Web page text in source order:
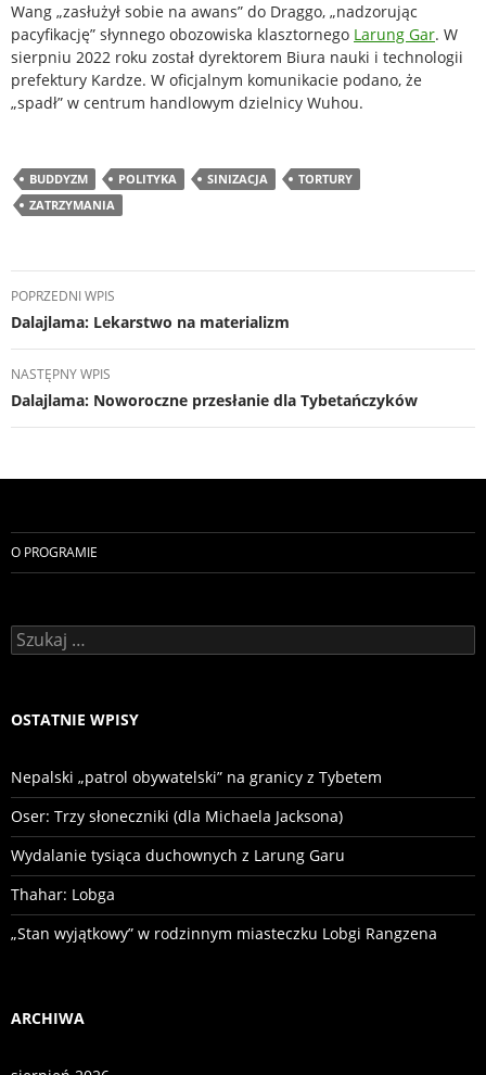
Wang „zasłużył sobie na awans” do Draggo, „nadzorując
pacyfikację” słynnego obozowiska klasztornego Larung Gar. W
sierpniu 2022 roku został dyrektorem Biura nauki i technologii
prefektury Kardze. W oficjalnym komunikacie podano, że
„spadł” w centrum handlowym dzielnicy Wuhou.
BUDDYZM POLITYKA SINIZACJA
TORTURY
ZATRZYMANIA
Nawigacja
wpisu
POPRZEDNI WPIS
Dalajlama: Lekarstwo na materializm
NASTĘPNY WPIS
Dalajlama: Noworoczne przesłanie dla Tybetańczyków
O PROGRAMIE
Szukaj:
OSTATNIE WPISY
Nepalski „patrol obywatelski” na granicy z Tybetem
Oser: Trzy słoneczniki (dla Michaela Jacksona)
Wydalanie tysiąca duchownych z Larung Garu
Thahar: Lobga
„Stan wyjątkowy” w rodzinnym miasteczku Lobgi Rangzena
ARCHIWA